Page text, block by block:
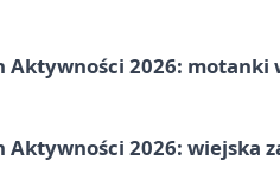
Aktywności 2026: motanki
Aktywności 2026: wiejska